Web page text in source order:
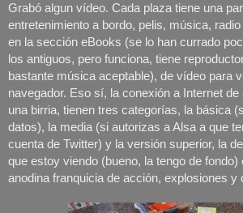
Grabó algun vídeo. Cada plaza tiene una
entretenimiento a bordo, pelis, música,
en la sección eBooks (se lo han currado
los antiguos, pero funciona, tiene
bastante música aceptable), de vídeo para
navegador. Eso sí, la conexión a Internet
una birria, tienen tres categorías, la básica
datos), la media (si autorizas a Alsa a que
cuenta de Twitter) y la versión superior, la
que estoy viendo (bueno, la tengo de fondo)
anodina franquicia de acción, explosiones y